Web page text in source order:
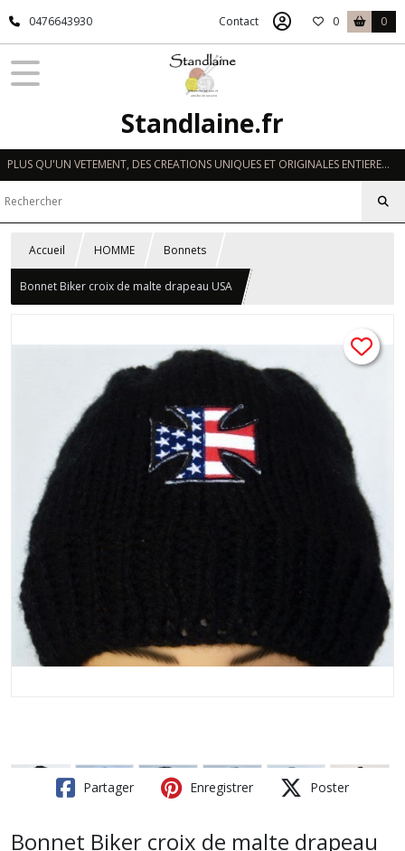
0476643930 Contact 0 0
Standlaine.fr
PLUS QU'UN VETEMENT, DES CREATIONS UNIQUES ET ORIGINALES ENTIEREMENT REALISEES A LA MAIN EN FRANCE
Accueil HOMME Bonnets
Bonnet Biker croix de malte drapeau USA
Partager Enregistrer Poster
Bonnet Biker croix de malte drapeau